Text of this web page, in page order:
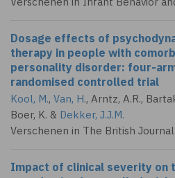
Dosage effects of
therapy in people with
personality disorder: four-
randomised controlled trial
Kool, M., Van, H., Arntz, A.R.,
Boer, K. & Dekker, J.J.M.
Verschenen in The British
Impact of clinical severity on